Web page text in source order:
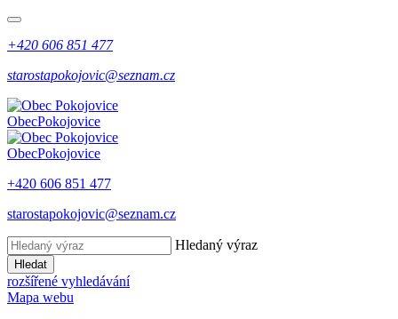
+420 606 851 477
starostapokojovic@seznam.cz
ObecPokojovice
ObecPokojovice
+420 606 851 477
starostapokojovic@seznam.cz
Hledaný výraz
Hledat
rozšířené vyhledávání
Mapa webu